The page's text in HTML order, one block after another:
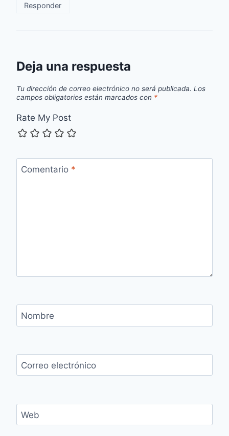
Responder
Deja una respuesta
Tu dirección de correo electrónico no será publicada. Los
campos obligatorios están marcados con *
Rate My Post
Comentario *
Nombre
Correo electrónico
Web